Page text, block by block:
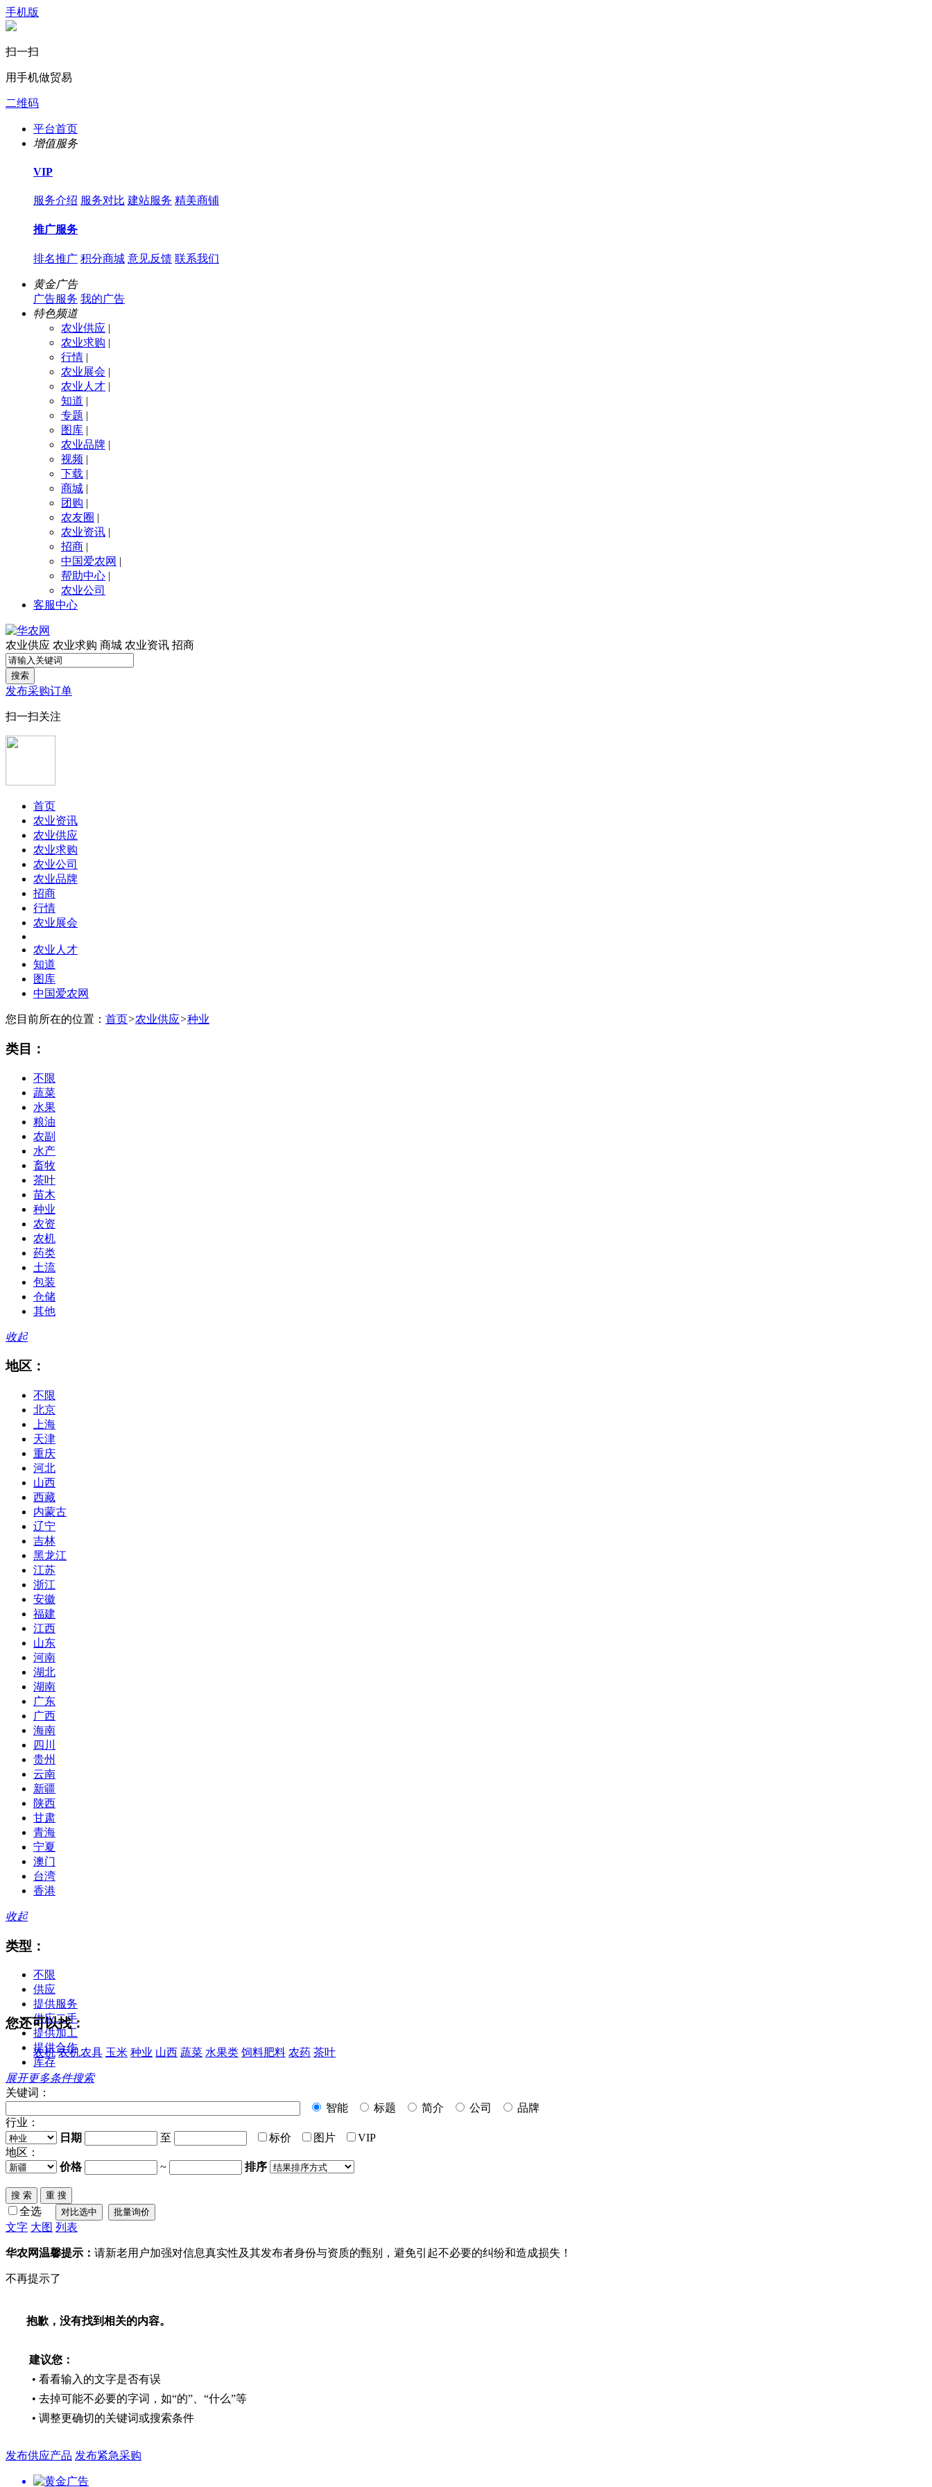
手机版
扫一扫
用手机做贸易
二维码
平台首页
增值服务
VIP
服务介绍 服务对比 建站服务 精美商铺
推广服务
排名推广 积分商城 意见反馈 联系我们
黄金广告
广告服务 我的广告
特色频道
农业供应 |
农业求购 |
行情 |
农业展会 |
农业人才 |
知道 |
专题 |
图库 |
农业品牌 |
视频 |
下载 |
商城 |
团购 |
农友圈 |
农业资讯 |
招商 |
中国爱农网 |
帮助中心 |
农业公司
客服中心
农业供应 农业求购 商城 农业资讯 招商
搜索
发布采购订单
扫一扫关注
首页
农业资讯
农业供应
农业求购
农业公司
农业品牌
招商
行情
农业展会
农业人才
知道
图库
中国爱农网
您目前所在的位置： 首页>农业供应>种业
类目：
不限
蔬菜
水果
粮油
农副
水产
畜牧
茶叶
苗木
种业
农资
农机
药类
土流
包装
仓储
其他
收起
地区：
不限
北京
上海
天津
重庆
河北
山西
西藏
内蒙古
辽宁
吉林
黑龙江
江苏
浙江
安徽
福建
江西
山东
河南
湖北
湖南
广东
广西
海南
四川
贵州
云南
新疆
陕西
甘肃
青海
宁夏
澳门
台湾
香港
收起
类型：
不限
供应
提供服务
供应二手
提供加工
提供合作
库存
您还可以找：
农机 农机农具 玉米 种业 山西 蔬菜 水果类 饲料肥料 农药 茶叶
展开更多条件搜索
关键词：
智能
标题 简介 公司
品牌
行业：
日期
至 标价 图片
VIP
地区：
价格
~ 排序
全选
文字 大图 列表
华农网温馨提示： 请新老用户加强对信息真实性及其发布者身份与资质的甄别，避免引起不必要的纠纷和造成损失！
不再提示了
抱歉，没有找到相关的内容。
建议您：
• 看看输入的文字是否有误
• 去掉可能不必要的字词，如“的”、“什么”等
• 调整更确切的关键词或搜索条件
发布供应产品 发布紧急采购